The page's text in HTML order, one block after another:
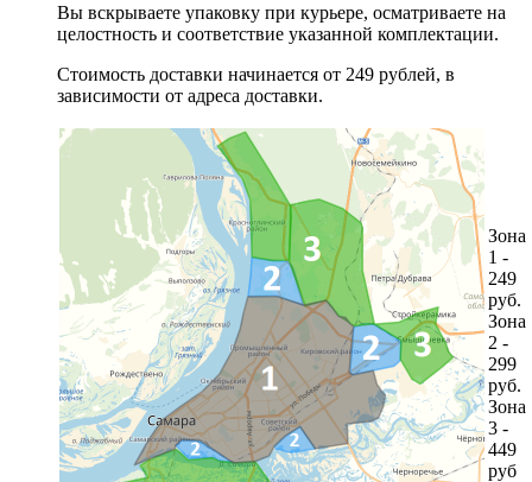
Вы вскрываете упаковку при курьере, осматриваете на
целостность и соответствие указанной комплектации.
Стоимость доставки начинается от 249 рублей, в
зависимости от адреса доставки.
Зона
1 -
249
руб.
Зона
2 -
299
руб.
Зона
3 -
449
руб